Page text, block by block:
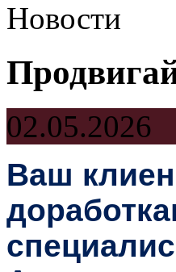
Новости
02.05.2026
Ваш